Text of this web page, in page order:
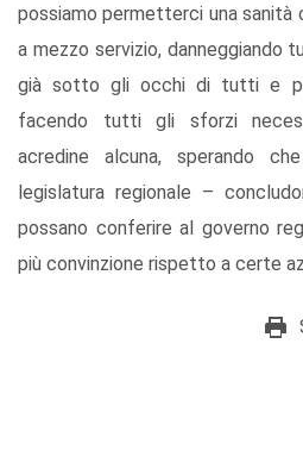
possiamo permetterci una sanità
a mezzo servizio, danneggiando
già sotto gli occhi di tutti e
facendo tutti gli sforzi
acredine alcuna, sperando
legislatura regionale –
possano conferire al governo
più convinzione rispetto a certe